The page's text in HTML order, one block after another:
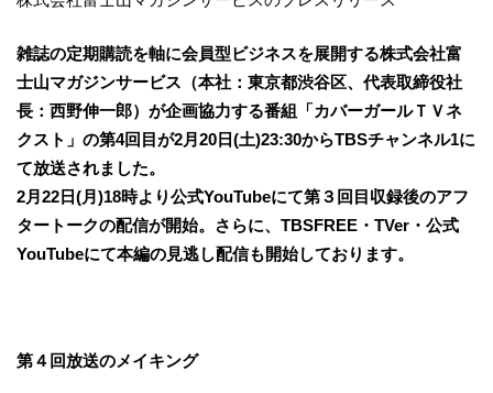
雑誌の定期購読を軸に会員型ビジネスを展開する株式会社富
士山マガジンサービス（本社：東京都渋谷区、代表取締役社
長：西野伸一郎）が企画協力する番組「カバーガールＴＶネ
クスト」の第4回目が2月20日(土)23:30からTBSチャンネル1に
て放送されました。
2月22日(月)18時より公式YouTubeにて第３回目収録後のアフ
タートークの配信が開始。さらに、TBSFREE・TVer・公式
YouTubeにて本編の見逃し配信も開始しております。
第４回放送のメイキング